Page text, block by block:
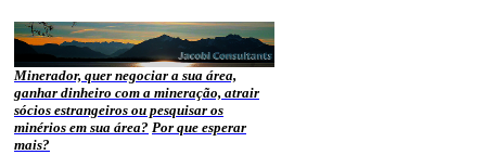
Minerador, quer negociar a sua área,
ganhar dinheiro com a mineração, atrair
sócios estrangeiros ou pesquisar os
minérios em sua área? Por que esperar
mais?